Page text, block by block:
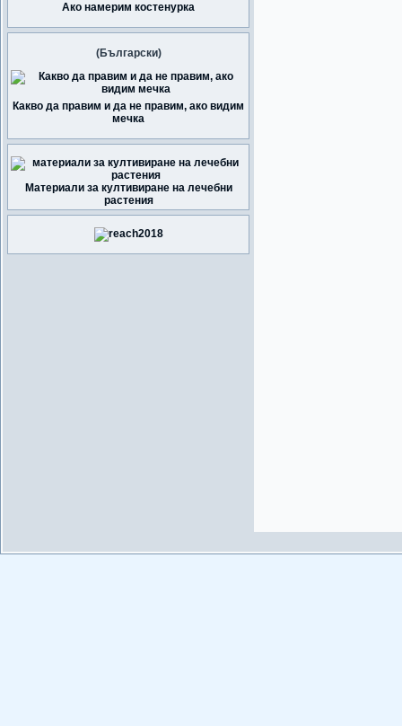
Ако намерим костенурка
(Български)
Какво да правим и да не правим, ако видим
мечка
Материали за култивиране на лечебни
растения